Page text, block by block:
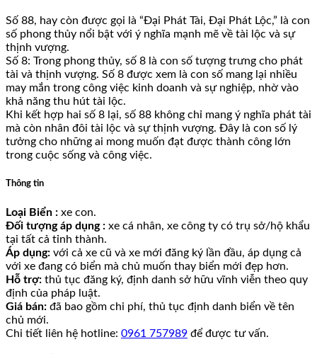
Số 88, hay còn được gọi là “Đại Phát Tài, Đại Phát Lộc,” là con
số phong thủy nổi bật với ý nghĩa mạnh mẽ về tài lộc và sự
thịnh vượng.
Số 8: Trong phong thủy, số 8 là con số tượng trưng cho phát
tài và thịnh vượng. Số 8 được xem là con số mang lại nhiều
may mắn trong công việc kinh doanh và sự nghiệp, nhờ vào
khả năng thu hút tài lộc.
Khi kết hợp hai số 8 lại, số 88 không chỉ mang ý nghĩa phát tài
mà còn nhân đôi tài lộc và sự thịnh vượng. Đây là con số lý
tưởng cho những ai mong muốn đạt được thành công lớn
trong cuộc sống và công việc.
Thông tin
Loại Biển : xe con.
Đối tượng áp dụng : xe cá nhân, xe công ty có trụ sở/hộ khẩu
tại tất cả tỉnh thành.
Áp dụng: với cả xe cũ và xe mới đăng ký lần đầu, áp dụng cả
với xe đang có biển mà chủ muốn thay biển mới đẹp hơn.
Hỗ trợ: thủ tục đăng ký, định danh sở hữu vĩnh viễn theo quy
định của pháp luật.
Giá bán: đã bao gồm chi phí, thủ tục định danh biển về tên
chủ mới.
Chi tiết liên hệ hotline: 0961 757989 để được tư vấn.